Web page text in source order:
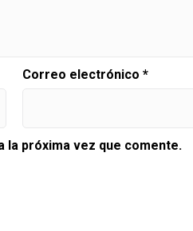
Correo electrónico *
la próxima vez que comente.